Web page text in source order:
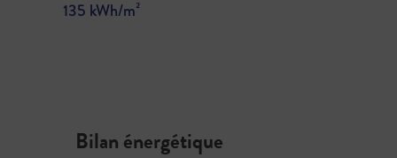
135 kWh/m²
Bilan énergétique